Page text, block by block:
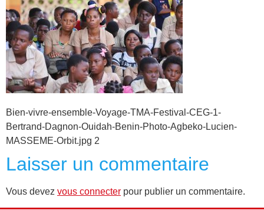
Bien-vivre-ensemble-Voyage-TMA-Festival-CEG-1-
Bertrand-Dagnon-Ouidah-Benin-Photo-Agbeko-Lucien-
MASSEME-Orbit.jpg 2
Laisser un commentaire
Vous devez vous connecter pour publier un commentaire.